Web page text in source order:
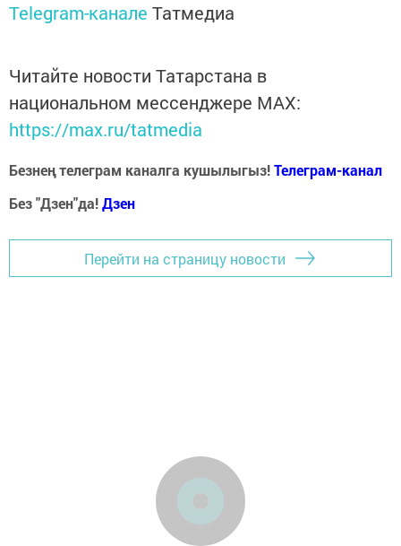
Telegram-канале Татмедиа
Читайте новости Татарстана в
национальном мессенджере MАХ:
https://max.ru/tatmedia
Безнең телеграм каналга кушылыгыз!Телеграм-канал
Без "Дзен"да!Дзен
Перейти на страницу новости